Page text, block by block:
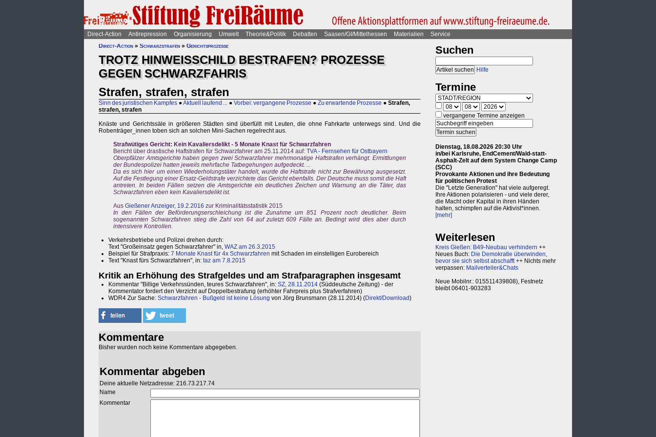
Direct-Action Antirepression Organisierung Umwelt Theorie&Politik Debatten Saasen/GI/Mittelhessen Materialien
Service
Direct-Action » Schwarzstrafen » Gerichtsprozesse
TROTZ HINWEISSCHILD BESTRAFEN? PROZESSE
GEGEN SCHWARZFAHRIS
Strafen, strafen, strafen
Sinn des juristischen Kampfes ●Aktuell laufend ... ● Vorbei: vergangene Prozesse ● Zu erwartende Prozesse ● Strafen,
strafen, strafen
Knäste und Gerichtssäle in größeren Städten sind überfüllt mit Leuten, die ohne Fahrkarte unterwegs sind. Und die
Robenträger_innen toben sich an solchen Mini-Sachen regelrecht aus.
Strafwütiges Gericht: Kein Kavaliersdelikt - 5 Monate Knast für Schwarzfahren
Bericht über drastische Haftstrafen für Schwarzfahrer am 25.11.2014 auf: TVA - Fernsehen für Ostbayern
Oberpfälzer Amtsgerichte haben gegen zwei Schwarzfahrer mehrmonatige Haftstrafen verhängt. Ermittlungen
der Bundespolizei hatten jeweils mehrfache Tatbegehungen aufgedeckt. ...
Da es sich hier um einen Wiederholungstäter handelt, wurde die Haftstrafe nicht zur Bewährung ausgesetzt.
Auf die Festlegung einer Ersatz-Geldstrafe verzichtete das Gericht ebenfalls. Der Deutsche muss somit die Haft
antreten. In beiden Fällen setzen die Amtsgerichte ein deutliches Zeichen und Warnung an die Täter, das
Schwarzfahren eben kein Kavaliersdelikt ist.
Aus Gießener Anzeiger, 19.2.2016 zur Kriminalitätsstatistik 2015
In den Fällen der Beförderungserschleichung ist die Zunahme um 851 Prozent noch deutlicher. Beim
sogenannten Schwarzfahren stieg die Zahl von 64 auf zuletzt 609 Fälle an. Bedingt wird dies aber durch
intensivere Kontrollen.
Verkehrsbetriebe und Polizei drehen durch:
Text "Großeinsatz gegen Schwarzfahrer" in, WAZ am 26.3.2015
Beispiel für Strafpraxis: 7 Monate Knast für 4x Schwarzfahren mit Schaden im einstelligen Eurobereich
Text "Knast fürs Schwarzfahren", in: taz am 7.8.2015
Kritik an Erhöhung des Strafgeldes und am Strafparagraphen insgesamt
Kommentar "Billige Verkehrssünden, teures Schwarzfahren", in: SZ, 28.11.2014 (Süddeutsche Zeitung) - der
Kommentator fordert den Verzicht auf Doppelbestrafung (erhöhter Fahrpreis plus Strafverfahren)
WDR4 Zur Sache: Schwarzfahren - Bußgeld ist keine Lösung von Jörg Brunsmann (28.11.2014) (Direkt/Download)
Kommentare
Bisher wurden noch keine Kommentare abgegeben.
Kommentar abgeben
Deine aktuelle Netzadresse: 216.73.217.74
Name
Kommentar
Suchen
Hilfe
Termine
vergangene Termine anzeigen
Dienstag, 18.08.2026 20:30 Uhr
in/bei Karlsruhe, EndCement/Wald-statt-
Asphalt-Zelt auf dem System Change Camp
(SCC)
Provokante Aktionen und ihre Bedeutung
für politischen Protest
Die "Letzte Generation" hat viele aufgeregt.
Ihre Aktionen polarisieren - und viele derer,
die Macht oder Kapital in ihren Händen
halten, schimpfen auf die Aktivist*innen.
[mehr]
Weiterlesen
Kreis Gießen: B49-Neubau verhindern ++
Neues Buch: Die Demokratie überwinden,
bevor sie sich selbst abschafft++ Nichts mehr
verpassen: Mailverteiler&Chats
Neue Mobilnr.: 015511439808), Festnetz
bleibt 06401-903283